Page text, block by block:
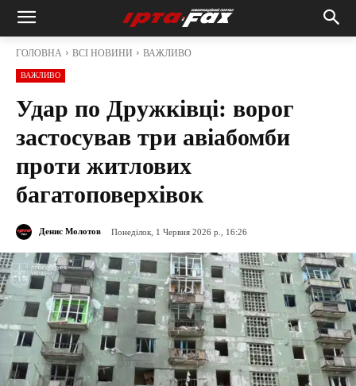
ГОЛОВНА ВСІ НОВИНИ ВАЖЛИВО
ВАЖЛИВО
Удар по Дружківці: ворог
застосував три авіабомби
проти житлових
багатоповерхівок
Денис Молотов Понеділок, 1 Червня 2026 р., 16:26